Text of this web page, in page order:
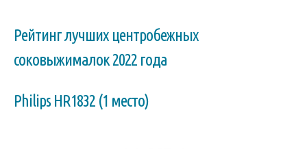
Рейтинг лучших центробежных
соковыжималок 2022 года
Philips HR1832 (1 место)